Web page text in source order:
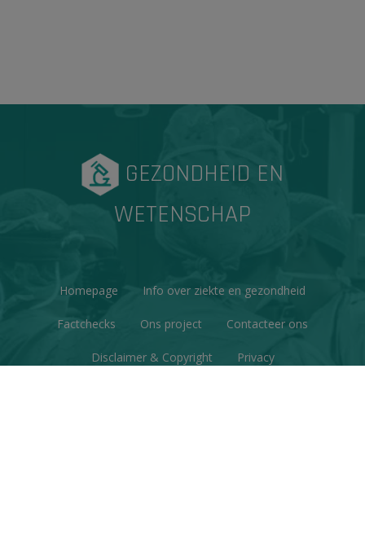
GEZONDHEID EN
WETENSCHAP
Homepage Info over ziekte en gezondheid
Factchecks Ons project Contacteer ons
Disclaimer & Copyright Privacy